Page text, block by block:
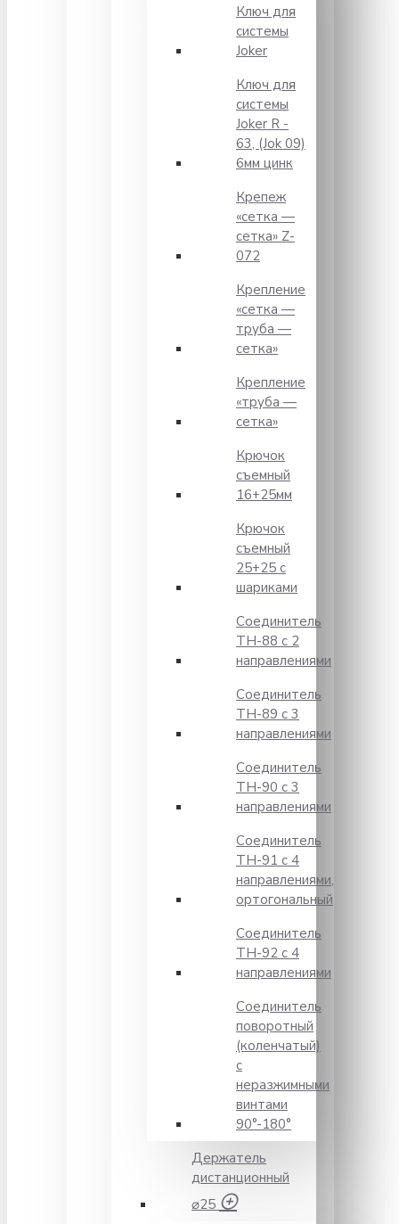
Ключ для
системы
Joker
Ключ для
системы
Joker R -
63, (Jok 09)
6мм цинк
Крепеж
«сетка —
сетка» Z-
072
Крепление
«сетка —
труба —
сетка»
Крепление
«труба —
сетка»
Крючок
съемный
16+25мм
Крючок
съемный
25+25 с
шариками
Соединитель
TH-88 с 2
направлениями
Соединитель
TH-89 с 3
направлениями
Соединитель
TH-90 с 3
направлениями
Соединитель
TH-91 с 4
направлениями,
ортогональный
Соединитель
TH-92 с 4
направлениями
Соединитель
поворотный
(коленчатый)
с
неразжимными
винтами
90°-180°
Держатель
дистанционный
⌀25